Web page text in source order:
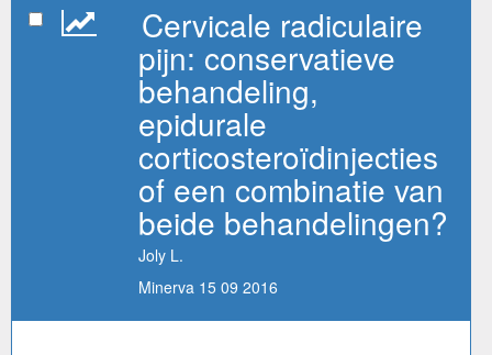
Cervicale radiculaire
pijn: conservatieve
behandeling,
epidurale
corticosteroïdinjecties
of een combinatie van
beide behandelingen?
Joly L.
Minerva 15 09 2016